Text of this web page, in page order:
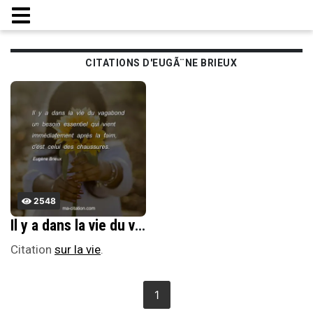
CITATIONS D'EUGÃ¨NE BRIEUX
2548
Il y a dans la vie du vagabond un besoin essentiel qui vient immÃ©diatement aprÃ¨s la faim, c'est celui des chaussures.
Citation sur la vie.
1